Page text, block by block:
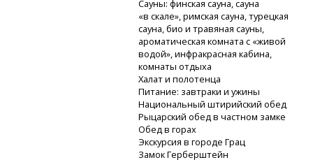
Сауны: финская сауна, сауна
«в скале», римская сауна, турецкая
сауна, био и травяная сауны,
ароматическая комната с «живой
водой», инфракрасная кабина,
комнаты отдыха
Халат и полотенца
Питание: завтраки и ужины
Национальный штирийский обед
Рыцарский обед в частном замке
Обед в горах
Экскурсия в городе Грац
Замок Герберштейн